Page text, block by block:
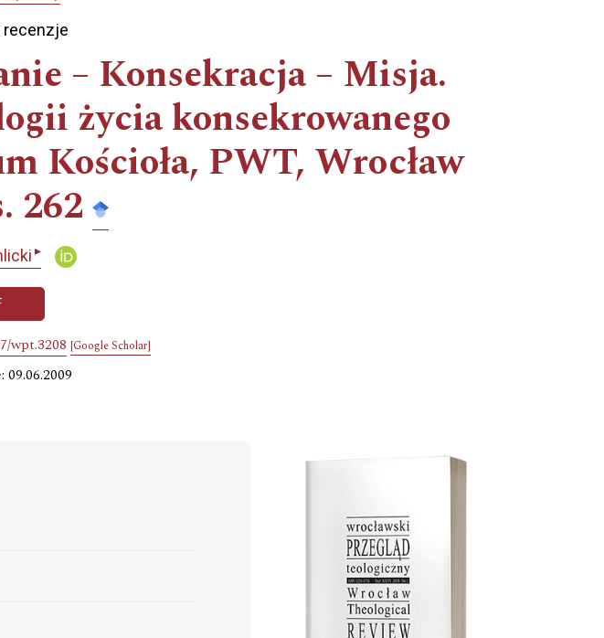
recenzje
– Konsekracja – Misja.
życia konsekrowanego
Kościoła, PWT, Wrocław
262
▸
wpt.3208 [Google Scholar]
Cover image